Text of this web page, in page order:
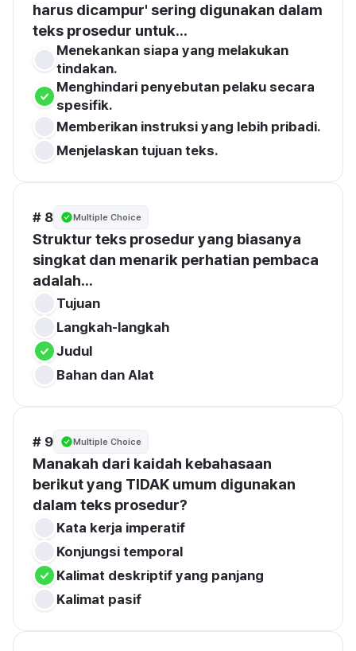
harus dicampur' sering digunakan dalam
teks prosedur untuk...
Menekankan siapa yang melakukan
tindakan.
Menghindari penyebutan pelaku secara
spesifik.
Memberikan instruksi yang lebih pribadi.
Menjelaskan tujuan teks.
# 8 Multiple Choice
Struktur teks prosedur yang biasanya
singkat dan menarik perhatian pembaca
adalah...
Tujuan
Langkah-langkah
Judul
Bahan dan Alat
# 9 Multiple Choice
Manakah dari kaidah kebahasaan
berikut yang TIDAK umum digunakan
dalam teks prosedur?
Kata kerja imperatif
Konjungsi temporal
Kalimat deskriptif yang panjang
Kalimat pasif